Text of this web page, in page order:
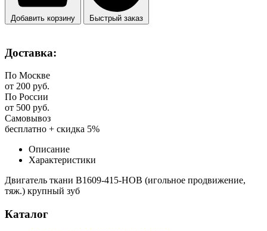
Добавить корзину Быстрый заказ
Доставка:
По Москве
от 200 руб.
По России
от 500 руб.
Самовывоз
бесплатно + скидка 5%
Описание
Характеристики
Двигатель ткани B1609-415-HOB (игольное продвижение,
тяж.) крупный зуб
Каталог